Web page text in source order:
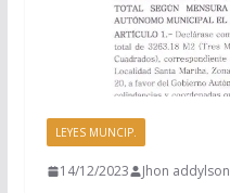
LEYES MUNCIP.
14/12/2023 Jhon addylson